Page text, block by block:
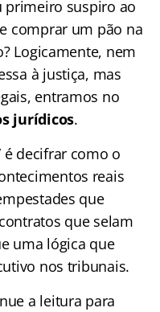
primeiro suspiro ao
comprar um pão na
Logicamente, nem
à justiça, mas
entramos no
jurídicos.
é decifrar como o
reais
que
que selam
uma lógica que
nos tribunais.
a leitura para